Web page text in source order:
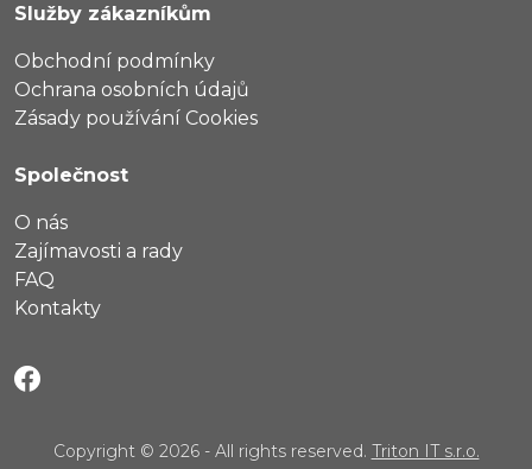
Služby zákazníkům
Obchodní podmínky
Ochrana osobních údajů
Zásady používání Cookies
Společnost
O nás
Zajímavosti a rady
FAQ
Kontakty
Copyright © 2026 - All rights reserved. Triton IT s.r.o.